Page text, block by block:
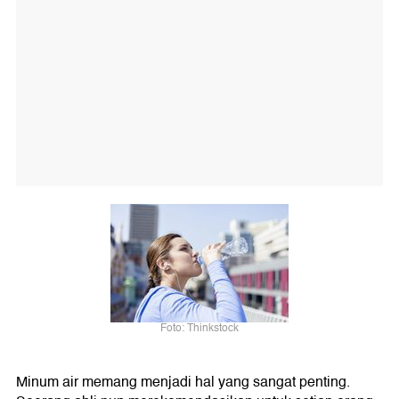
Foto: Thinkstock
Minum air memang menjadi hal yang sangat penting.